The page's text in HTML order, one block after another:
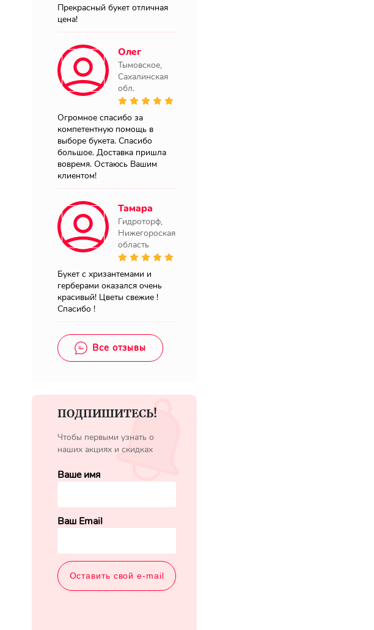
Прекрасный букет отличная
цена!
Олег
Тымовское,
Сахалинская
обл.
Огромное спасибо за
компетентную помощь в
выборе букета. Спасибо
большое. Доставка пришла
вовремя. Остаюсь Вашим
клиентом!
Тамара
Гидроторф,
Нижегороская
область
Букет с хризантемами и
герберами оказался очень
красивый! Цветы свежие !
Спасибо !
Все отзывы
ПОДПИШИТЕСЬ!
Чтобы первыми узнать о
наших акциях и скидках
Ваше имя
Ваш Email